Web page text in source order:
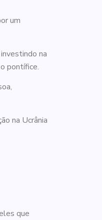
um
na
pontífice.
na Ucrânia
que